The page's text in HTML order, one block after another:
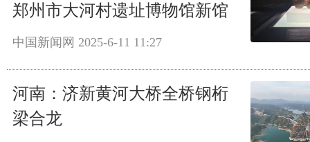
郑州市大河村遗址博物馆新馆
中国新闻网 2025-6-11 11:27
河南：济新黄河大桥全桥钢桁
梁合龙